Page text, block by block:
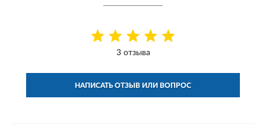
3 отзыва
НАПИСАТЬ ОТЗЫВ ИЛИ ВОПРОС